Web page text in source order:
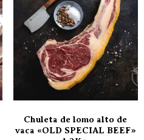
Chuleta de lomo alto de
vaca «OLD SPECIAL BEEF»